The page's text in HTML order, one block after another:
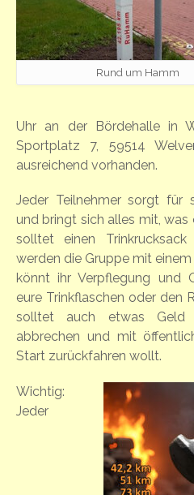
Rund um Hamm
Uhr an der Bördehalle in
Sportplatz 7, 59514
ausreichend vorhanden.
Jeder Teilnehmer sorgt für
und bringt sich alles mit,
solltet einen
werden die Gruppe mit
könnt ihr Verpflegung und
eure Trinkflaschen oder den
solltet auch etwas
abbrechen und mit
Start zurückfahren wollt.
Wichtig:
Jeder